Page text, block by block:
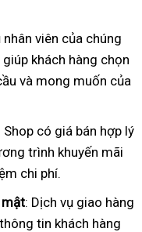
viên của chúng
khách hàng chọn
và mong muốn của
có giá bán hợp lý
trình khuyến mãi
chi phí.
mật: Dịch vụ giao hàng
tin khách hàng